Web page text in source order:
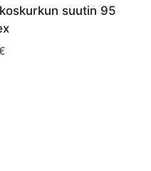
suutin 95